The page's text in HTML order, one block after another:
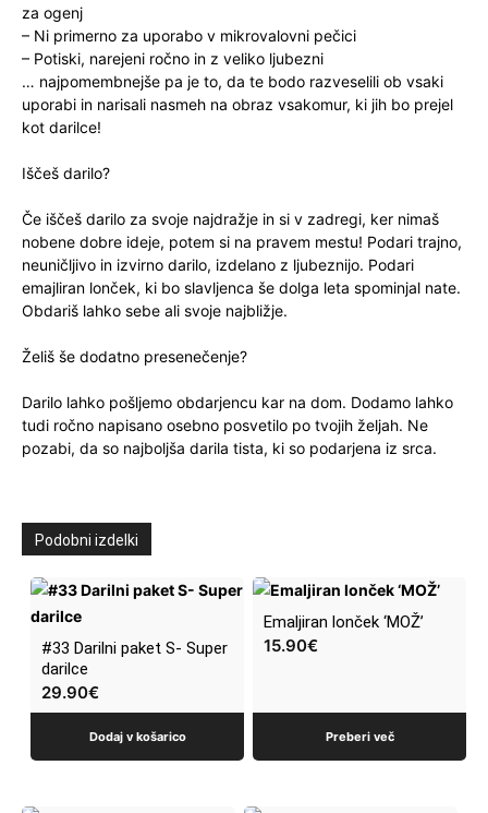
za ogenj
– Ni primerno za uporabo v mikrovalovni pečici
– Potiski, narejeni ročno in z veliko ljubezni
… najpomembnejše pa je to, da te bodo razveselili ob vsaki
uporabi in narisali nasmeh na obraz vsakomur, ki jih bo prejel
kot darilce!
Iščeš darilo?
Če iščeš darilo za svoje najdražje in si v zadregi, ker nimaš
nobene dobre ideje, potem si na pravem mestu! Podari trajno,
neuničljivo in izvirno darilo, izdelano z ljubeznijo. Podari
emajliran lonček, ki bo slavljenca še dolga leta spominjal nate.
Obdariš lahko sebe ali svoje najbližje.
Želiš še dodatno presenečenje?
Darilo lahko pošljemo obdarjencu kar na dom. Dodamo lahko
tudi ročno napisano osebno posvetilo po tvojih željah. Ne
pozabi, da so najboljša darila tista, ki so podarjena iz srca.
Podobni izdelki
#33 Darilni paket S- Super
darilce
29.90€
Dodaj v košarico
Emaljiran lonček ‘MOŽ’
15.90€
Preberi več